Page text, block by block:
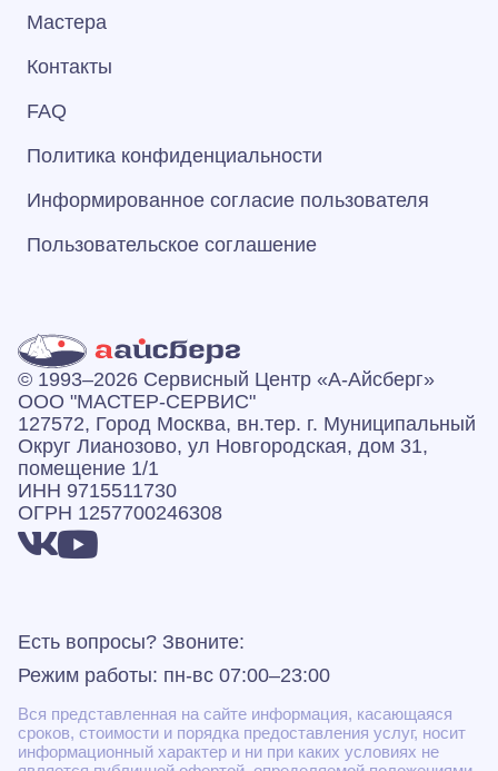
Мастера
Контакты
FAQ
Политика конфиденциальности
Информированное согласие пользователя
Пользовательское соглашение
© 1993–2026 Сервисный Центр «А‑Айсберг»
ООО "МАСТЕР-СЕРВИС"
127572, Город Москва, вн.тер. г. Муниципальный
Округ Лианозово, ул Новгородская, дом 31,
помещение 1/1
ИНН 9715511730
ОГРН 1257700246308
Есть вопросы? Звоните:
Режим работы: пн-вс 07:00–23:00
Вся представленная на сайте информация, касающаяся
сроков, стоимости и порядка предоставления услуг, носит
информационный характер и ни при каких условиях не